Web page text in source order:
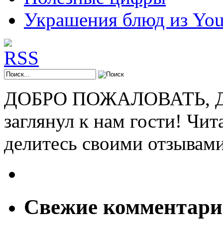
Украшения блюд из
ДОБРО ПОЖАЛОВАТЬ,
заглянул к нам гости!
делитесь своими
Свежие